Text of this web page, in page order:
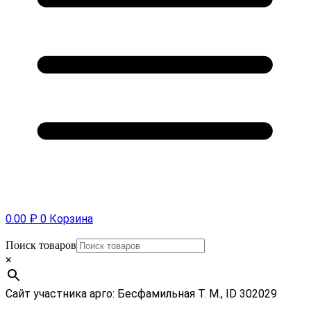
0.00 ₽ 0 Корзина
Поиск товаров
×
Сайт участника арго: Бесфамильная Т. М., ID 302029